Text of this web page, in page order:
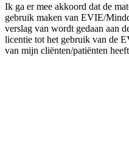
Ik ga er mee akkoord dat de
gebruik maken van EVIE/
verslag van wordt gedaan aan
licentie tot het gebruik van de
van mijn cliënten/patiënten